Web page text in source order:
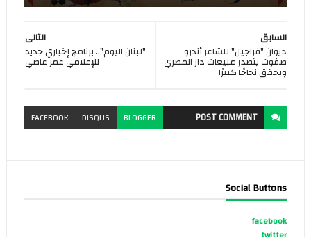
التالى
"لبنان اليوم".. برنامج إخباري جديد
للإعلامي عمر عاصي
السابق
ديوان "فراجيل" للشاعر أندرو
صفوت يتصدر مبيعات دار المصري
ويحقق نجاحًا كبيرًا
POSTCOMMENT
BLOGGER
DISQUS
FACEBOOK
Social Buttons
facebook